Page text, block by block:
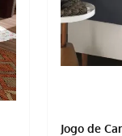
Jogo de